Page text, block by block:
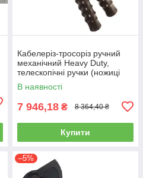
Кабелеріз-тросоріз ручний
механічний Heavy Duty,
телескопічні ручки (ножиці
секторні) СТАНДАРТ
JSLC0025
В наявності
7 946,18 ₴ 8 364,40 ₴
Купити
–5%